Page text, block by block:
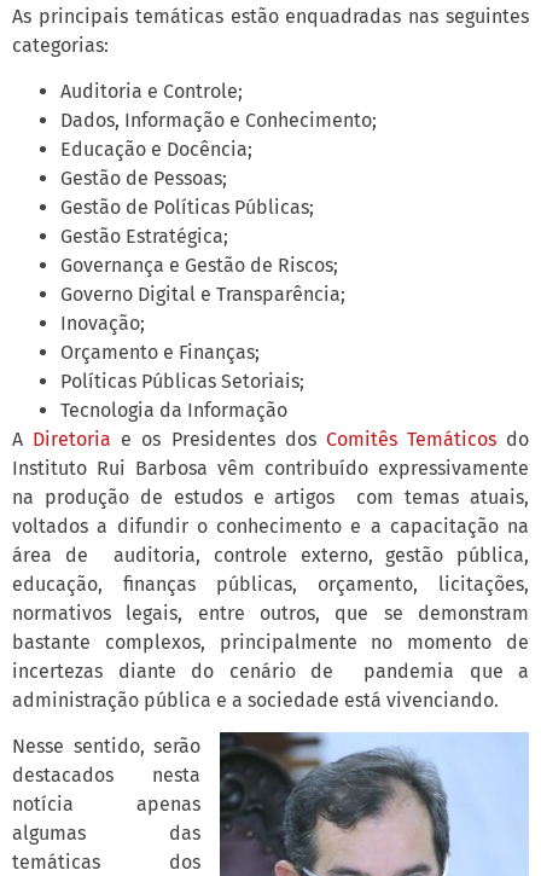
As principais temáticas estão enquadradas nas seguintes
categorias:
Auditoria e Controle;
Dados, Informação e Conhecimento;
Educação e Docência;
Gestão de Pessoas;
Gestão de Políticas Públicas;
Gestão Estratégica;
Governança e Gestão de Riscos;
Governo Digital e Transparência;
Inovação;
Orçamento e Finanças;
Políticas Públicas Setoriais;
Tecnologia da Informação
A Diretoria e os Presidentes dos Comitês Temáticosdo
Instituto Rui Barbosa vêm contribuído expressivamente
na produção de estudos e artigos com temas atuais,
voltados a difundir o conhecimento e a capacitação na
área de auditoria, controle externo, gestão pública,
educação, finanças públicas, orçamento, licitações,
normativos legais, entre outros, que se demonstram
bastante complexos, principalmente no momento de
incertezas diante do cenário de pandemia que a
administração pública e a sociedade está vivenciando.
Nesse sentido, serão
destacados nesta
notícia apenas
algumas das
temáticas dos